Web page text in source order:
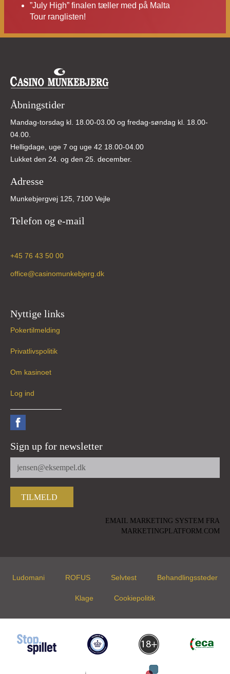
”July High” finalen tæller med på Malta
Tour ranglisten!
Åbningstider
Mandag-torsdag kl. 18.00-03.00 og fredag-søndag kl. 18.00-
04.00.
Helligdage, uge 7 og uge 42 18.00-04.00
Lukket den 24. og den 25. december.
Adresse
Munkebjergvej 125, 7100 Vejle
Telefon og e-mail
+45 76 43 50 00
office@casinomunkebjerg.dk
Nyttige links
Pokertilmelding
Privatlivspolitik
Om kasinoet
Log ind
Sign up for newsletter
EMAIL MARKETING SYSTEM FRA
MARKETINGPLATFORM.COM
Ludomani ROFUS Selvtest Behandlingssteder
Klage Cookiepolitik